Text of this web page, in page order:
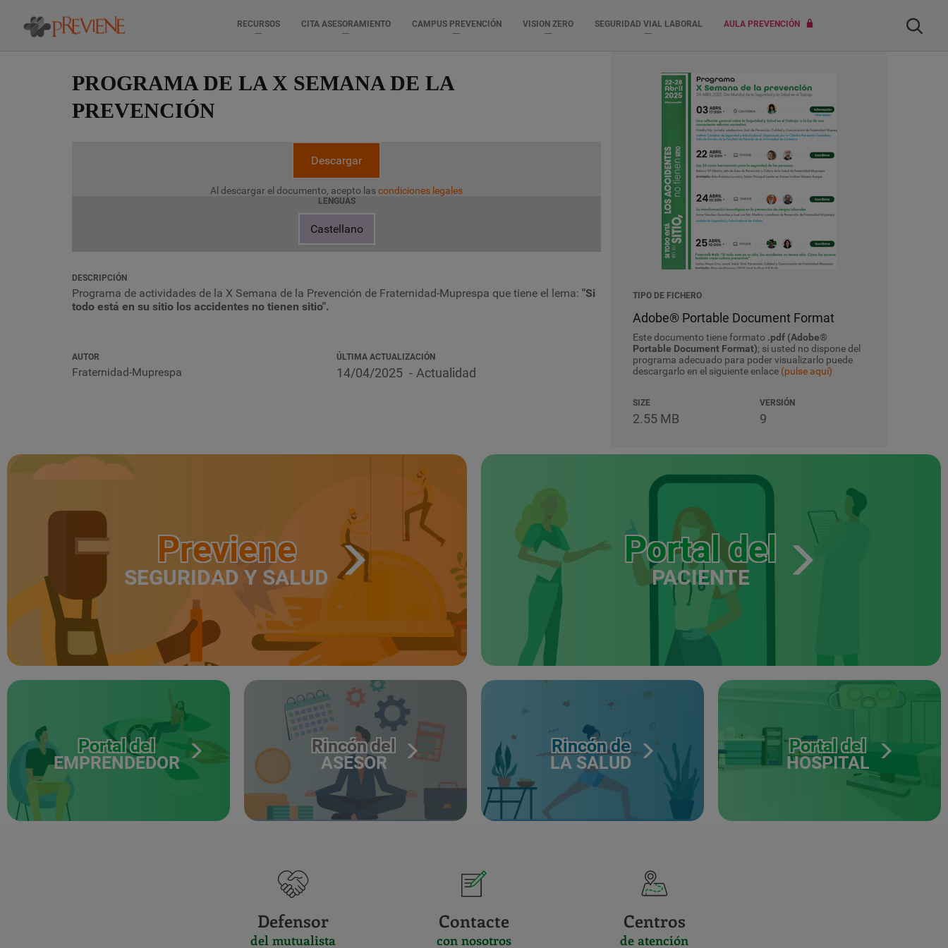
RECURSOS CITA ASESORAMIENTO CAMPUS PREVENCIÓN VISION ZERO SEGURIDAD VIAL LABORAL AULA PREVENCIÓN Buscar
PROGRAMA DE LA X SEMANA DE LA
PREVENCIÓN
Descargar
Al descargar el documento, acepto lascondiciones legales
LENGUAS
Castellano
DESCRIPCIÓN
Programa de actividades de la X Semana de la Prevención de Fraternidad-Muprespa que tiene el lema: "Si
todo está en su sitio los accidentes no tienen sitio".
AUTOR
Fraternidad-Muprespa
ÚLTIMA ACTUALIZACIÓN
14/04/2025 Actualidad
TIPO DE FICHERO
Adobe® Portable Document Format
Este documento tiene formato .pdf (Adobe®
Portable Document Format); si usted no dispone del
programa adecuado para poder visualizarlo puede
descargarlo en el siguiente enlace (pulse aquí)
SIZE
2.55 MB
VERSIÓN
9
Previene
SEGURIDAD Y SALUD
Portal del
PACIENTE
Portal del
EMPRENDEDOR
Rincón del
ASESOR
Rincón de
LA SALUD
Portal del
HOSPITAL
Defensor
del mutualista
Contacte
con nosotros
Centros
de atención